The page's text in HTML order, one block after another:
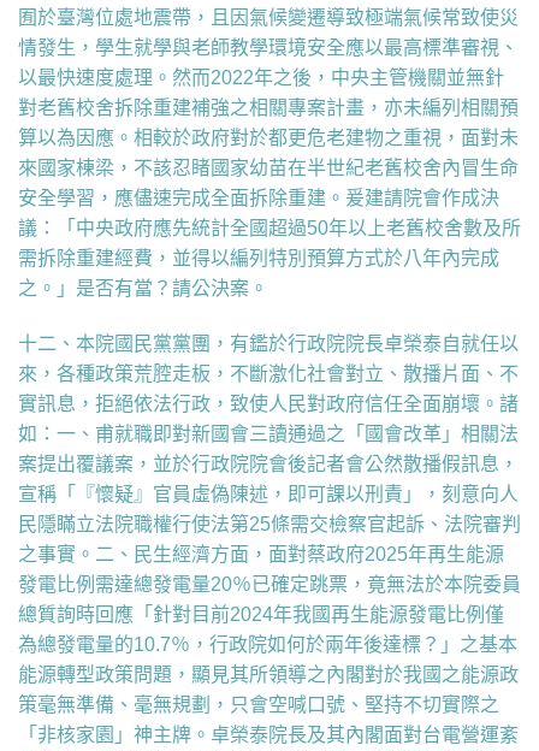
囿於臺灣位處地震帶，且因氣候變遷導致極端氣候常致使災
情發生，學生就學與老師教學環境安全應以最高標準審視、
以最快速度處理。然而2022年之後，中央主管機關並無針
對老舊校舍拆除重建補強之相關專案計畫，亦未編列相關預
算以為因應。相較於政府對於都更危老建物之重視，面對未
來國家棟梁，不該忍睹國家幼苗在半世紀老舊校舍內冒生命
安全學習，應儘速完成全面拆除重建。爰建請院會作成決
議：「中央政府應先統計全國超過50年以上老舊校舍數及所
需拆除重建經費，並得以編列特別預算方式於八年內完成
之。」是否有當？請公決案。
十二、本院國民黨黨團，有鑑於行政院院長卓榮泰自就任以
來，各種政策荒腔走板，不斷激化社會對立、散播片面、不
實訊息，拒絕依法行政，致使人民對政府信任全面崩壞。諸
如：一、甫就職即對新國會三讀通過之「國會改革」相關法
案提出覆議案，並於行政院院會後記者會公然散播假訊息，
宣稱「『懷疑』官員虛偽陳述，即可課以刑責」，刻意向人
民隱瞞立法院職權行使法第25條需交檢察官起訴、法院審判
之事實。二、民生經濟方面，面對蔡政府2025年再生能源
發電比例需達總發電量20％已確定跳票，竟無法於本院委員
總質詢時回應「針對目前2024年我國再生能源發電比例僅
為總發電量的10.7％，行政院如何於兩年後達標？」之基本
能源轉型政策問題，顯見其所領導之內閣對於我國之能源政
策毫無準備、毫無規劃，只會空喊口號、堅持不切實際之
「非核家園」神主牌。卓榮泰院長及其內閣面對台電營運紊